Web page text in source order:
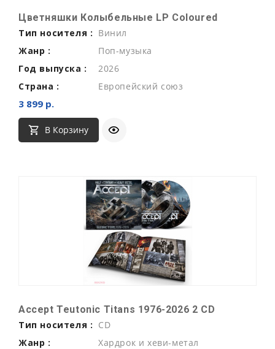
Цветняшки Колыбельные LP Coloured
Тип носителя : Винил
Жанр :
Поп-музыка
Год выпуска :
2026
Страна :
Европейский союз
3 899 р.
В Корзину
Accept Teutonic Titans 1976-2026 2 CD
Тип носителя : CD
Жанр :
Хардрок и хеви-метал